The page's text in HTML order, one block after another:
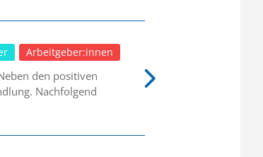
Arbeitgeber:innen
den positiven
Nachfolgend